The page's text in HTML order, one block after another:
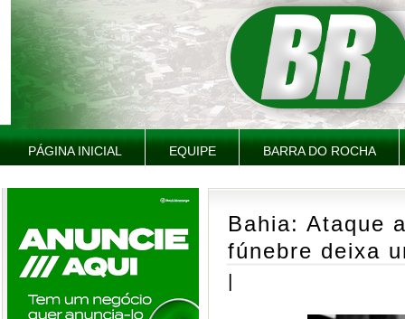
PÁGINA INICIAL EQUIPE BARRA DO ROCHA
Bahia: Ataque
fúnebre deixa
|